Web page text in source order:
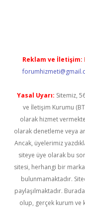
Reklam ve İletişim:
Yasal Uyarı: Sitemiz,
ve İletişim Kurumu
olarak hizmet
olarak denetleme veya
Ancak, üyelerimiz
siteye üye olarak bu
sitesi, herhangi bir
bulunmamaktadır.
paylaşılmaktadır.
olup, gerçek kurum ve